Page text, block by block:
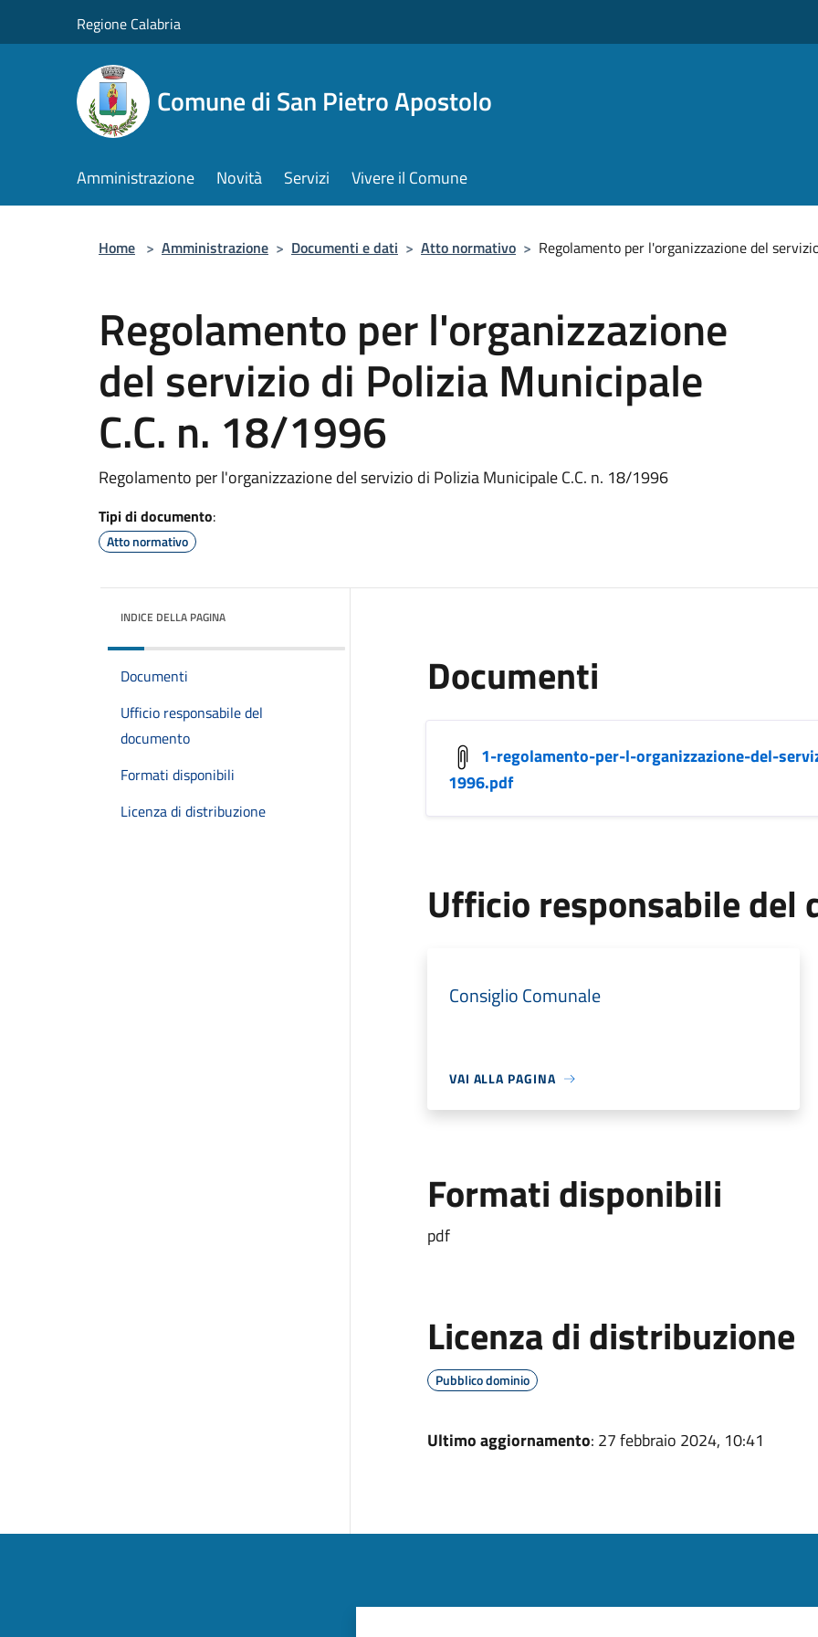
Regione Calabria
Comune di San Pietro Apostolo
Amministrazione Novità Servizi Vivere il Comune
Home > Amministrazione > Documenti e dati > Atto normativo > Regolamento per l'organizzazione del
Regolamento per l'organizzazione
del servizio di Polizia Municipale
C.C. n. 18/1996
Regolamento per l'organizzazione del servizio di Polizia Municipale C.C. n. 18/1996
Tipi di documento:
Atto normativo
INDICE DELLA PAGINA
Documenti
Ufficio responsabile del
documento
Formati disponibili
Licenza di distribuzione
Documenti
1-regolamento-per-l-organizzazione-del-
1996.pdf
Ufficio responsabile del
Consiglio Comunale
VAI ALLA PAGINA
Formati disponibili
pdf
Licenza di distribuzione
Pubblico dominio
Ultimo aggiornamento: 27 febbraio 2024, 10:41